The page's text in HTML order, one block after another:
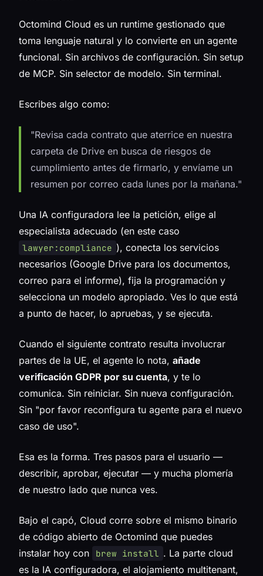
Octomind Cloud es un runtime gestionado que
toma lenguaje natural y lo convierte en un agente
funcional. Sin archivos de configuración. Sin setup
de MCP. Sin selector de modelo. Sin terminal.
Escribes algo como:
"Revisa cada contrato que aterrice en nuestra
carpeta de Drive en busca de riesgos de
cumplimiento antes de firmarlo, y envíame un
resumen por correo cada lunes por la mañana."
Una IA configuradora lee la petición, elige al
especialista adecuado (en este caso
lawyer:compliance ), conecta los servicios
necesarios (Google Drive para los documentos,
correo para el informe), fija la programación y
selecciona un modelo apropiado. Ves lo que está
a punto de hacer, lo apruebas, y se ejecuta.
Cuando el siguiente contrato resulta involucrar
partes de la UE, el agente lo nota, añade
verificación GDPR por su cuenta, y te lo
comunica. Sin reiniciar. Sin nueva configuración.
Sin "por favor reconfigura tu agente para el nuevo
caso de uso".
Esa es la forma. Tres pasos para el usuario —
describir, aprobar, ejecutar — y mucha plomería
de nuestro lado que nunca ves.
Bajo el capó, Cloud corre sobre el mismo binario
de código abierto de Octomind que puedes
instalar hoy con
brew install . La parte cloud
es la IA configuradora, el alojamiento multitenant,